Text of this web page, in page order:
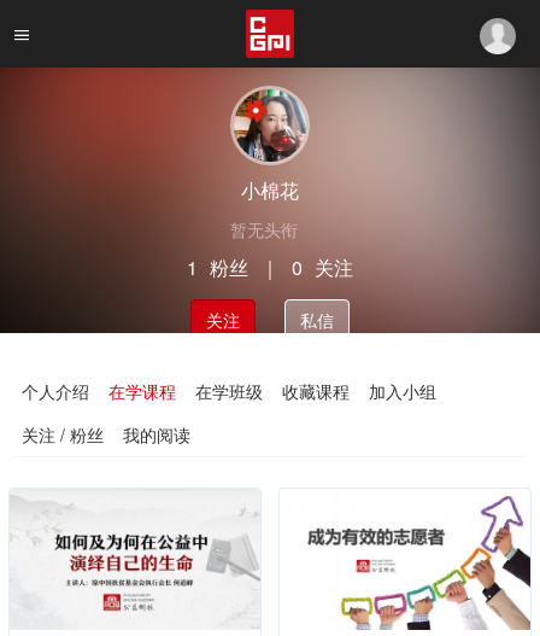
小棉花
暂无头衔
1 粉丝 ｜ 0 关注
关注 私信
个人介绍 在学课程 在学班级 收藏课程
加入小组
关注 / 粉丝
我的阅读